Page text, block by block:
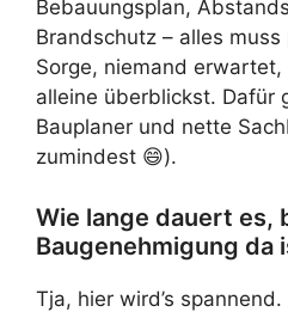
Bebauungsplan,
Brandschutz – alles
Sorge, niemand
alleine überblickst. Dafür
Bauplaner und nette
zumindest 😄).
Wie lange dauert es,
Baugenehmigung da
Tja, hier wird’s spannend.